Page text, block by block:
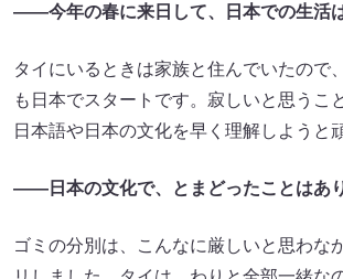
――今年の春に来日して、日本での生活
タイにいるときは家族と住んでいたので
も日本でスタートです。寂しいと思うこ
日本語や日本の文化を早く理解しようと
――日本の文化で、とまどったことはあ
ゴミの分別は、こんなに厳しいと思わな